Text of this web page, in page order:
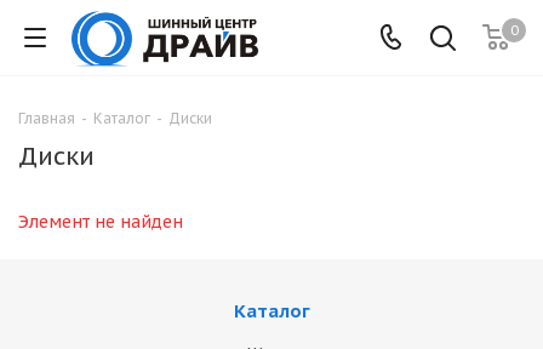
0
Главная - Каталог - Диски
Диски
Элемент не найден
Каталог